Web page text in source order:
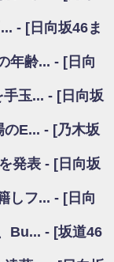
で言えない！？丹生
かあるのか！？『お
で喧嘩！？山下瞳月、
づのせいです」【ラヴ
ニュース・情報・話題
or Break』オフィ
あるのか！？『お願
、めちゃくちゃテレ
ーグリであの販売も！
- [日向坂46ま
年齢... - [日向
手玉... - [日向坂
E... - [乃木坂
発表 - [日向坂
しフ... - [日向
Bu... - [坂道46